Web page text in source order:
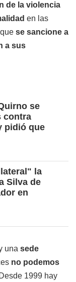
de la violencia
en las
se sancione a
a sus
se
contra
pidió que
la
Silva de
en
una sede
no podemos
1999 hay